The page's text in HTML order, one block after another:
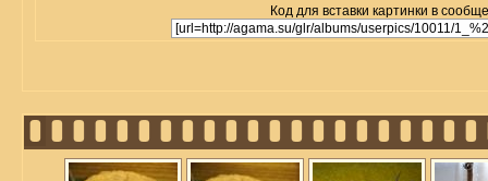
Код для вставки картинки в